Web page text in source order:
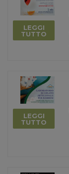
LEGGI
TUTTO
LEGGI
TUTTO